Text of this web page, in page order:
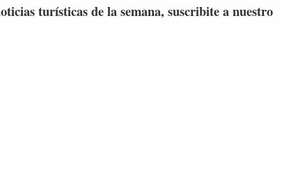
turísticas de la semana, suscribite a nuestro